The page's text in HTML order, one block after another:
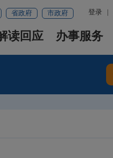
登录
省政府 市政府
读回应 办事服务